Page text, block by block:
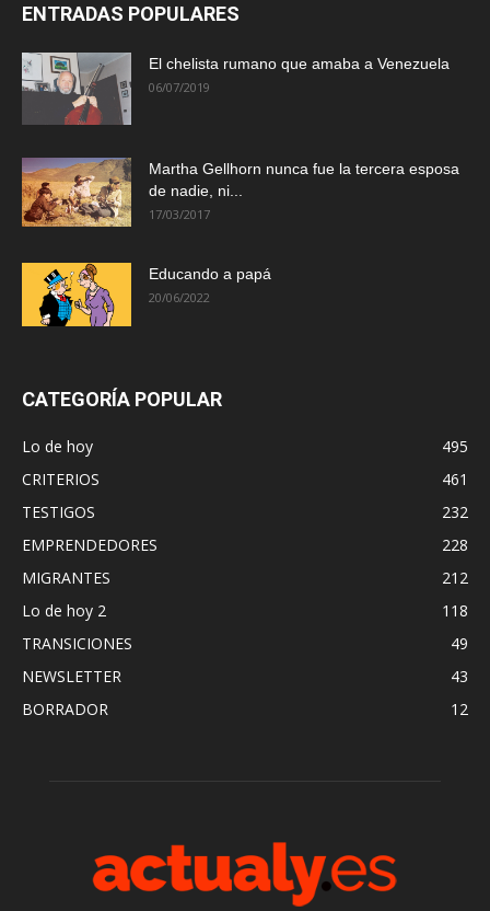
ENTRADAS POPULARES
El chelista rumano que amaba a Venezuela
06/07/2019
Martha Gellhorn nunca fue la tercera esposa
de nadie, ni...
17/03/2017
Educando a papá
20/06/2022
CATEGORÍA POPULAR
Lo de hoy
495
CRITERIOS
461
TESTIGOS
232
EMPRENDEDORES
228
MIGRANTES
212
Lo de hoy 2
118
TRANSICIONES
49
NEWSLETTER
43
BORRADOR
12